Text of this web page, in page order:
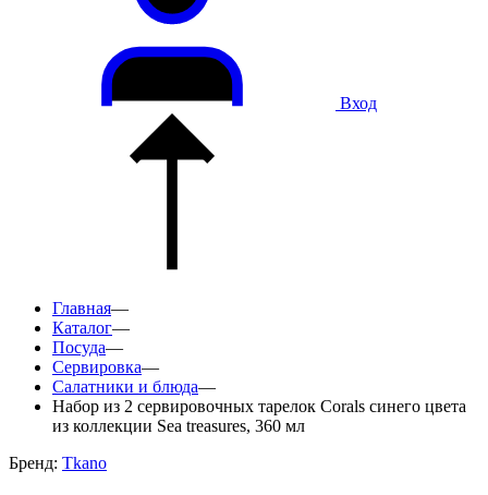
Вход
Главная—
Каталог—
Посуда—
Сервировка—
Салатники и блюда—
Набор из 2 сервировочных тарелок Corals синего цвета
из коллекции Sea treasures, 360 мл
Бренд: Tkano